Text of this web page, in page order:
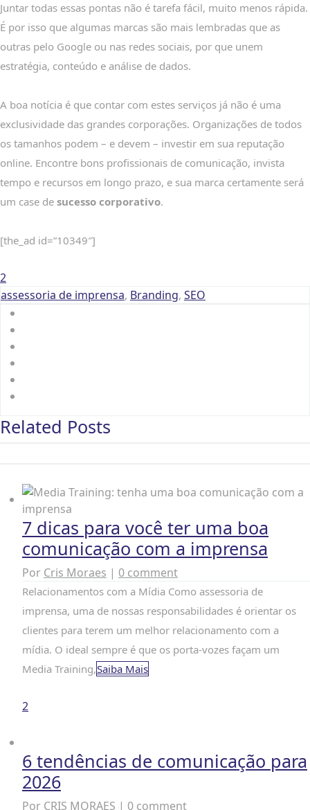
Juntar todas essas pontas não é tarefa fácil, muito menos rápida.
É por isso que algumas marcas são mais lembradas que as
outras pelo Google ou nas redes sociais, por que unem
estratégia, conteúdo e análise de dados.
A boa notícia é que contar com estes serviços já não é uma
exclusividade das grandes corporações. Organizações de todos
os tamanhos podem – e devem – investir em sua reputação
online. Encontre bons profissionais de comunicação, invista
tempo e recursos em longo prazo, e sua marca certamente será
um case de sucesso corporativo.
[the_ad id=”10349″]
2
assessoria de imprensa, Branding, SEO
Related Posts
7 dicas para você ter uma boa
comunicação com a imprensa
Por Cris Moraes | 0 comment
Relacionamentos com a Mídia Como assessoria de
imprensa, uma de nossas responsabilidades é orientar os
clientes para terem um melhor relacionamento com a
mídia. O ideal sempre é que os porta-vozes façam um
Media Training,Saiba Mais
2
6 tendências de comunicação para
2026
Por CRIS MORAES | 0 comment